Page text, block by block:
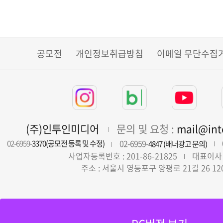
공모전 개인정보취급방침 이메일 무단수집
(주)인투인미디어 문의 및 요청 :
02-6959-3370(공모전 등록 및 수정) 02-6959-4847 (배너광고 문의)
사업자등록번호 : 201-86-21825
대표이
주소 : 서울시 영등포구 양평로 21길 26